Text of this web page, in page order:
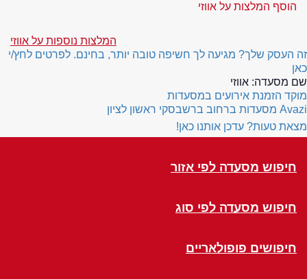
הוסף המלצות על אווזי
המלצות נוספות על אווזי
זה העסק שלך? מגיעה לך חשיפה טובה יותר, בחינם. לפרטים לחץ/י
כאן
שם מסעדה: אווזי
מוקד הזמנת אירועים במסעדות
Avazi מסעדות ברחוב ברשבסקי ראשון לציון
מצאת טעות? עדכן אותנו כאן!
חיפוש מסעדה לפי אזור
חיפוש מסעדה לפי סוג
חיפושים פופולאריים